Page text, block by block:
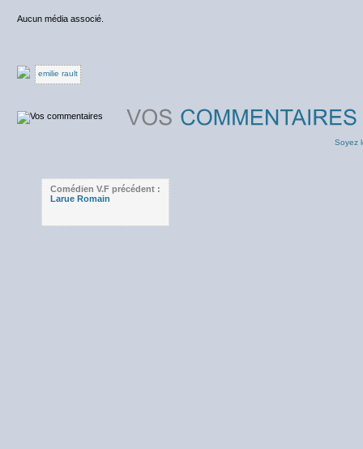
Aucun média associé.
emilie rault
Soyez
Comédien V.F précédent :
Larue Romain